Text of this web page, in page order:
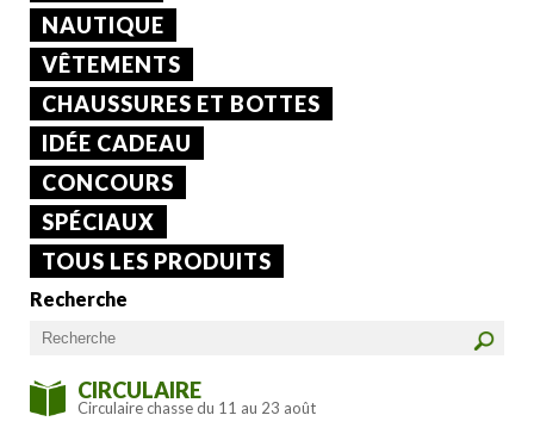
NAUTIQUE
VÊTEMENTS
CHAUSSURES ET BOTTES
IDÉE CADEAU
CONCOURS
SPÉCIAUX
TOUS LES PRODUITS
Recherche
CIRCULAIRE
Circulaire chasse du 11 au 23 août